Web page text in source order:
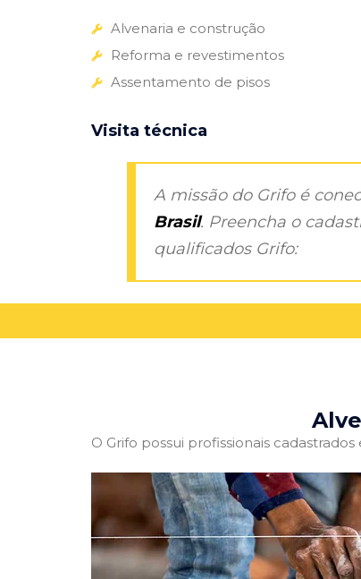
Alvenaria e construção
Reforma e revestimentos
Assentamento de pisos
Visita técnica
A missão do Grifo é
Brasil. Preencha o
qualificados Grifo:
O Grifo possui profissionais